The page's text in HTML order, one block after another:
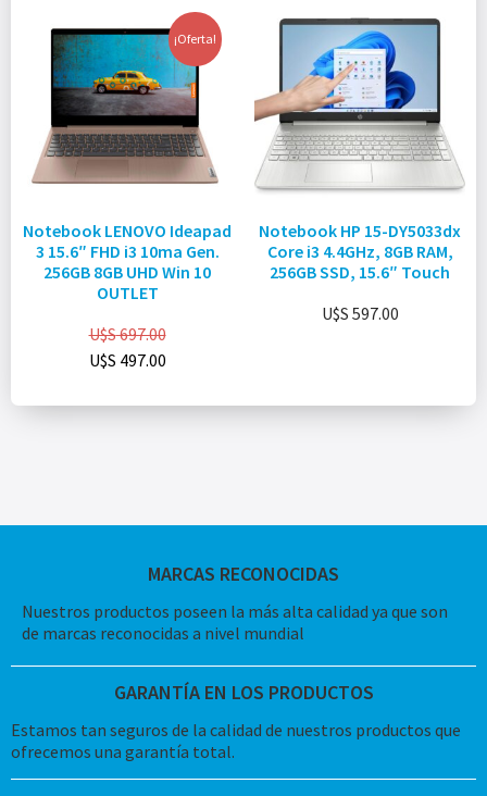
¡Oferta!
Notebook LENOVO Ideapad
3 15.6″ FHD i3 10ma Gen.
256GB 8GB UHD Win 10
OUTLET
U$S697.00
U$S 497.00
Notebook HP 15-DY5033dx
Core i3 4.4GHz, 8GB RAM,
256GB SSD, 15.6″ Touch
U$S 597.00
MARCAS RECONOCIDAS
Nuestros productos poseen la más alta calidad ya que son
de marcas reconocidas a nivel mundial
GARANTÍA EN LOS PRODUCTOS
Estamos tan seguros de la calidad de nuestros productos que
ofrecemos una garantía total.